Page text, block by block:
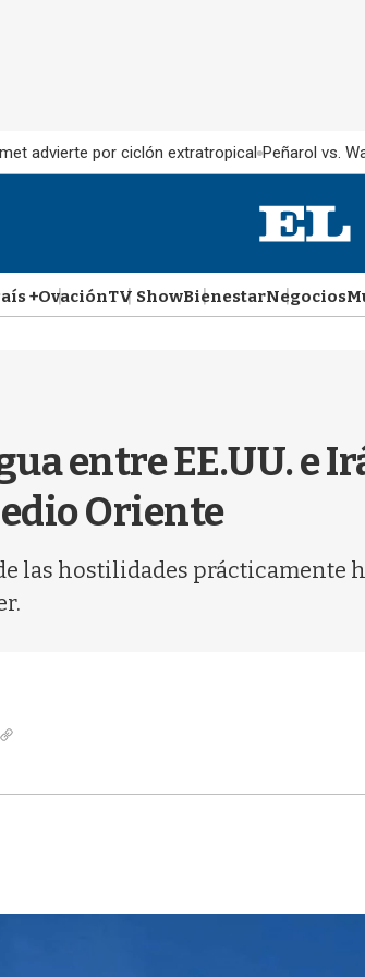
advierte por ciclón extratropical Peñarol vs.
+OvaciónTV ShowBienestarNegocios
entre EE.UU. e
Oriente
las hostilidades prácticamente